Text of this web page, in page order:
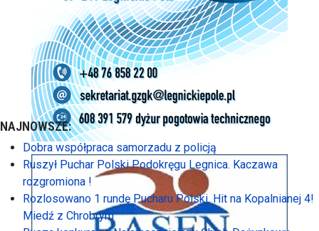
NAJNOWSZE:
Dobra współpraca samorzadu z policją
Ruszył Puchar Polski Podokręgu Legnica. Kaczawa
rozgromiona !
Rozlosowano 1 rundę Pucharu Polski. Hit na Kopalnianej 4!
Miedź z Chrobrym